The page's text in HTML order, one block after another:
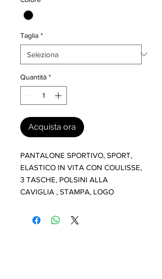
Taglia *
Quantità *
Acquista ora
PANTALONE SPORTIVO, SPORT,
ELASTICO IN VITA CON COULISSE,
3 TASCHE, POLSINI ALLA
CAVIGLIA , STAMPA, LOGO